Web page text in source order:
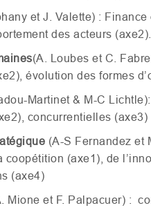
et J. Valette) :
des acteurs (axe2).
(A. Loubes et C.
évolution des formes
Martinet & M-C
concurrentielles (axe3)
(A-S Fernandez et
(axe1), de
(axe4)
Mione et F. Palpacuer) :